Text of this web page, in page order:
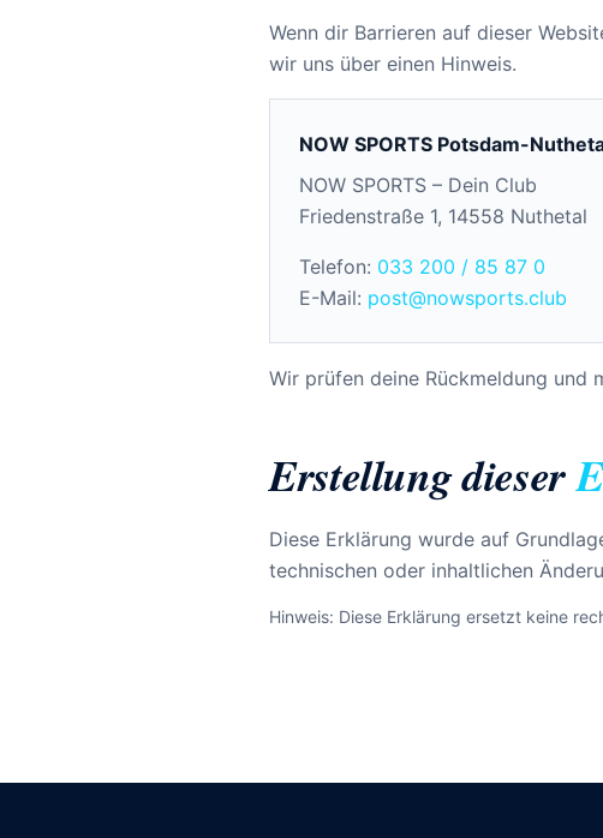
Wenn dir Barrieren auf dieser
wir uns über einen Hinweis.
NOW SPORTS Potsdam-
NOW SPORTS – Dein Club
Friedenstraße 1, 14558 Nuthetal
Telefon: 033 200 / 85 87 0
E-Mail: post@nowsports.club
Wir prüfen deine Rückmeldung und
Erstellung dieser
Diese Erklärung wurde auf
technischen oder inhaltlichen
Hinweis: Diese Erklärung ersetzt keine